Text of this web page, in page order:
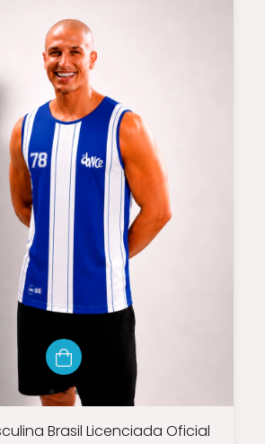
Brasil Licenciada Oficial